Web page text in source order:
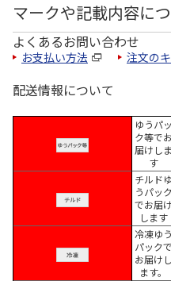
マークや記載内容に
よくあるお問い合わせ
お支払い方法 注文の
配送情報について
ゆうパッ
ク等でお
届けしま
す
チルドゆ
うパック
でお届け
します
冷凍ゆう
パックで
お届けし
ます。